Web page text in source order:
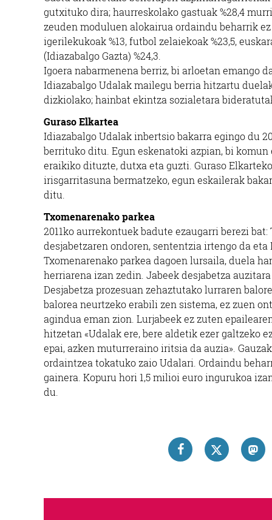
gutxituko dira; haurreskolako gastuak %28,4
zeuden moduluen alokairua ordaindu beharrik
igerilekukoak %13, futbol zelaiekoak %23,5,
(Idiazabalgo Gazta) %24,3.
Igoera nabarmenena berriz, bi arloetan emango
Idiazabalgo Udalak mailegu berria hitzartu
dizkiolako; hainbat ekintza sozialetara
Guraso Elkartea
Idiazabalgo Udalak inbertsio bakarra egingo du
berrituko ditu. Egun eskenatoki azpian, bi
eraikiko dituzte, dutxa eta guzti. Guraso
irisgarritasuna bermatzeko, egun eskailerak
ditu.
Txomenarenako parkea
2011ko aurrekontuek badute ezaugarri berezi
desjabetzaren ondoren, sententzia irtengo da
Txomenarenako parkea dagoen lursaila, duela
herriarena izan zedin. Jabeek desjabetza
Desjabetza prozesuan zehaztutako lurraren
balorea neurtzeko erabili zen sistema, ez zuen
agindua eman zion. Lurjabeek ez zuten
hitzetan «Udalak ere, bere aldetik ezer galtzeko
epai, azken muturreraino iritsia da auzia».
ordaintzea tokatuko zaio Udalari. Ordaindu
gainera. Kopuru hori 1,5 milioi euro ingurukoa
du.